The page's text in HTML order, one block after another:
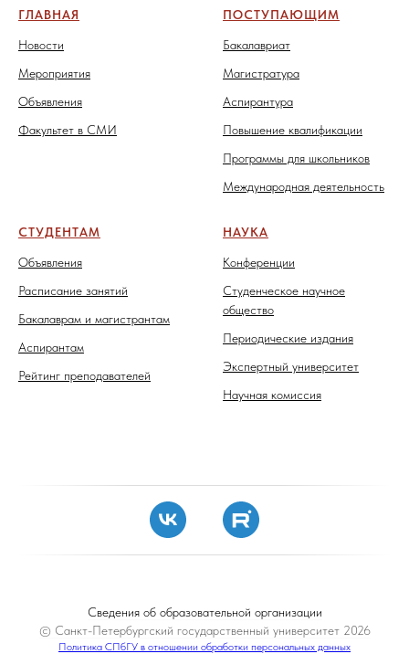
ГЛАВНАЯ
Новости
Мероприятия
Объявления
Факультет в СМИ
ПОСТУПАЮЩИМ
Бакалавриат
Магистратура
Аспирантура
Повышение квалификации
Программы для школьников
Международная деятельность
СТУДЕНТАМ
Объявления
Расписание занятий
Бакалаврам и магистрантам
Аспирантам
Рейтинг преподавателей
НАУКА
Конференции
Студенческое научное
общество
Периодические издания
Экспертный университет
Научная комиссия
Сведения об образовательной организации
© Санкт-Петербургский государственный университет 2026
Политика СПбГУ в отношении обработки персональных данных